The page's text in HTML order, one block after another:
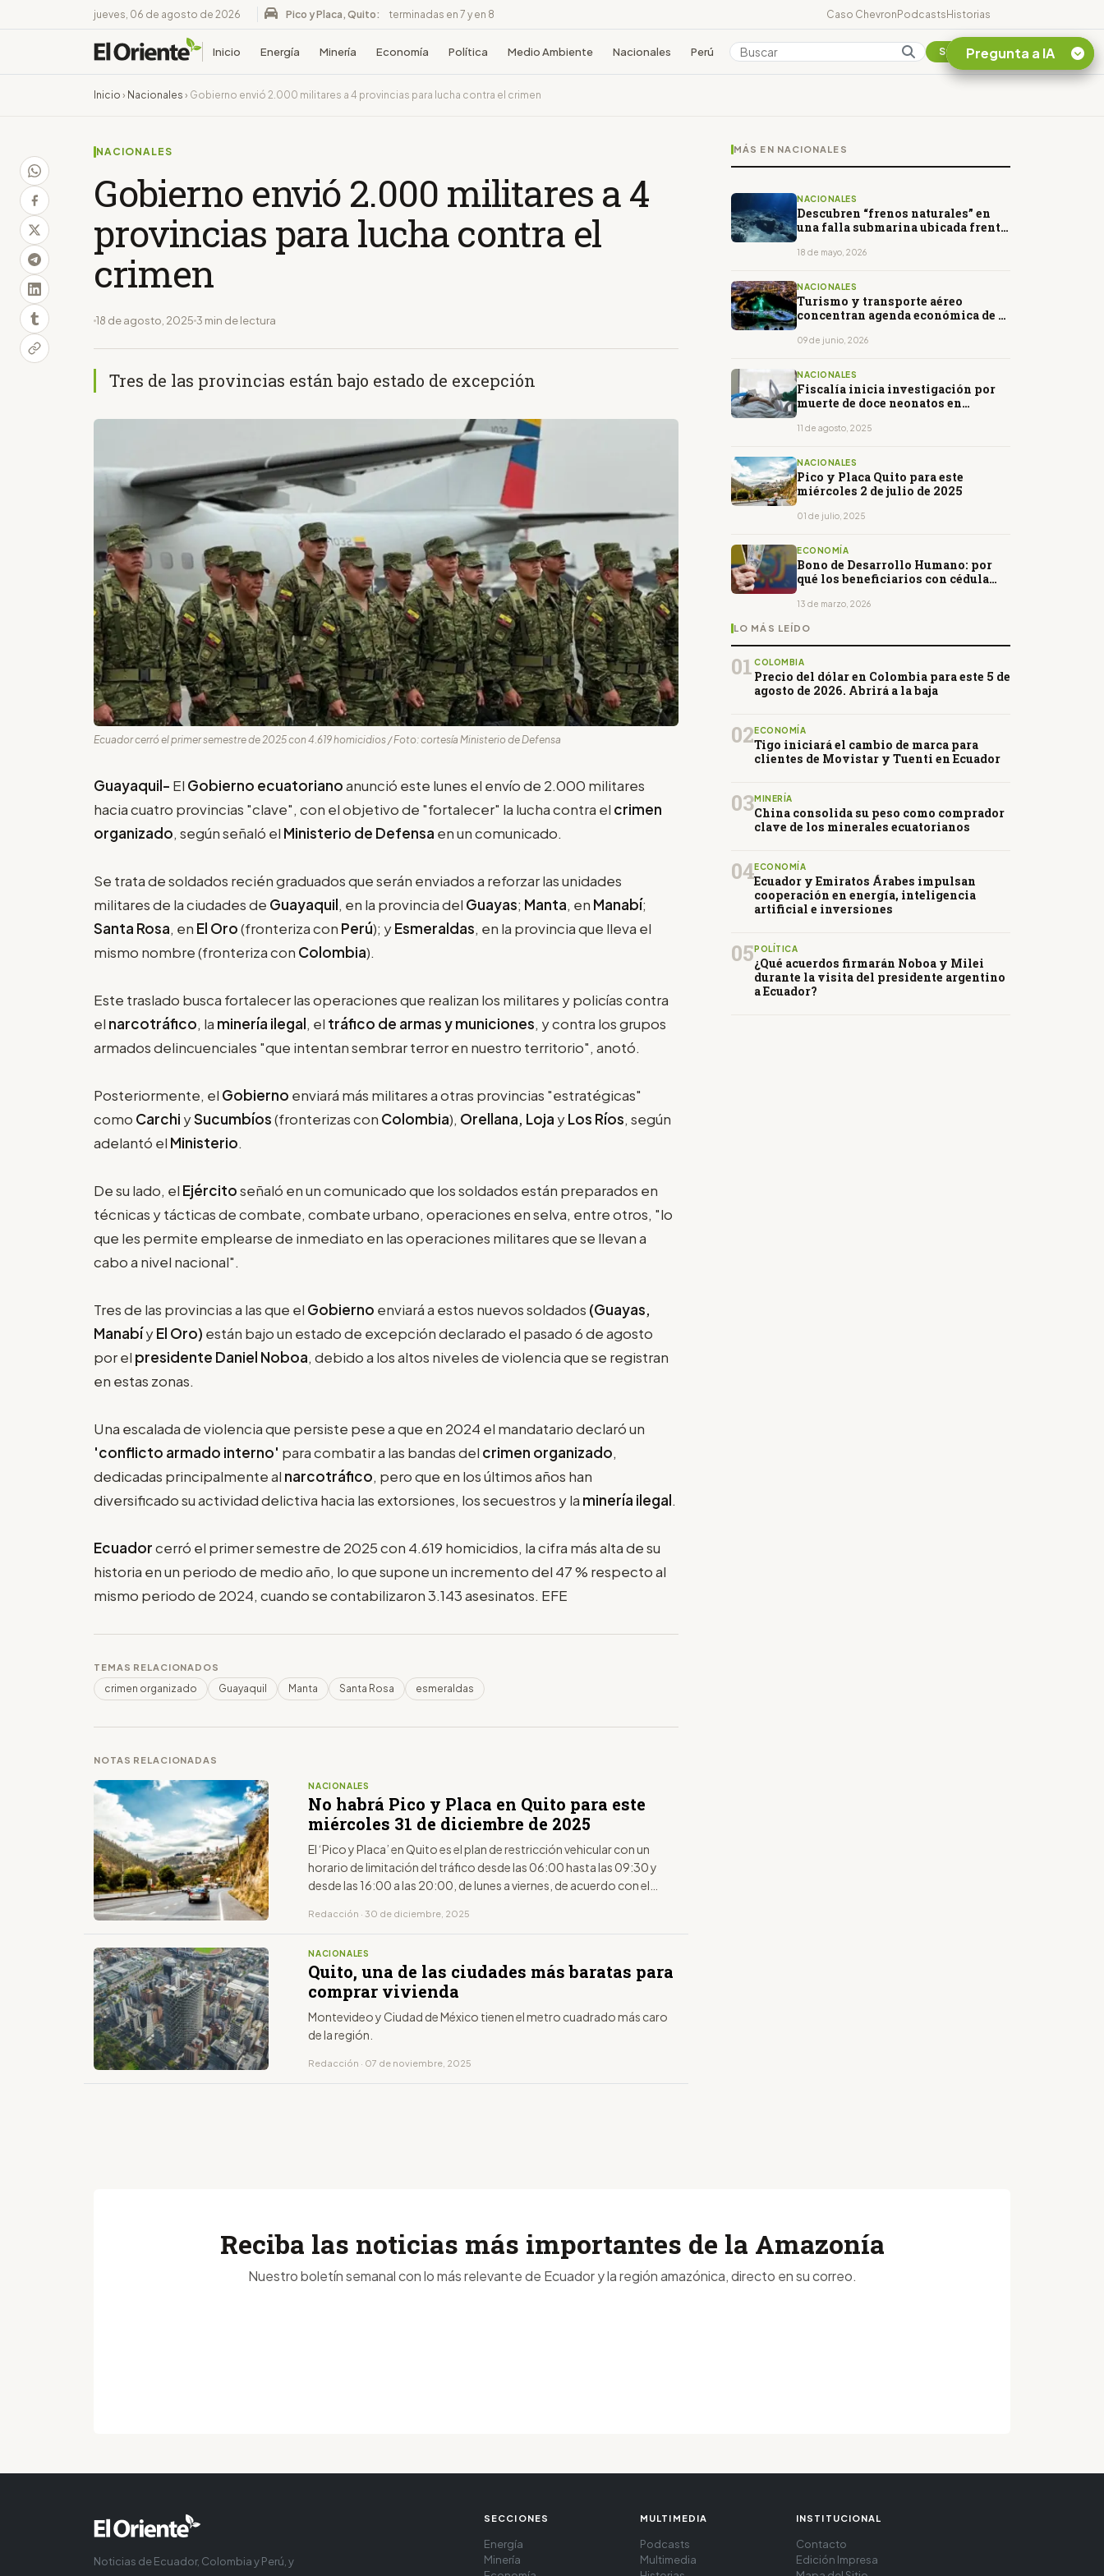
jueves, 06 de agosto de 2026 Pico y Placa, Quito: terminadas en 7 y en 8 Caso ChevronPodcastsHistorias
Inicio Energía Minería Economía Política Medio Ambiente Nacionales Perú Colombia Suscribirse
Inicio › Nacionales › Gobierno envió 2.000 militares a 4 provincias para lucha contra el crimen
NACIONALES
Gobierno envió 2.000 militares a 4
provincias para lucha contra el
crimen
18 de agosto, 2025 3 min de lectura
Tres de las provincias están bajo estado de excepción
Ecuador cerró el primer semestre de 2025 con 4.619 homicidios / Foto: cortesía Ministerio de Defensa
Guayaquil- El Gobierno ecuatorianoanunció este lunes el envío de 2.000 militares
hacia cuatro provincias "clave", con el objetivo de "fortalecer" la lucha contra el crimen
organizado, según señaló el Ministerio de Defensa en un comunicado.
Se trata de soldados recién graduados que serán enviados a reforzar las unidades
militares de la ciudades de Guayaquil, en la provincia del Guayas; Manta, en Manabí;
Santa Rosa, en El Oro(fronteriza con Perú); yEsmeraldas, en la provincia que lleva el
mismo nombre (fronteriza con Colombia).
Este traslado busca fortalecer las operaciones que realizan los militares y policías contra
el narcotráfico, la minería ilegal, el tráfico de armas y municiones, y contra los grupos
armados delincuenciales "que intentan sembrar terror en nuestro territorio", anotó.
Posteriormente, el Gobierno enviará más militares a otras provincias "estratégicas"
como Carchi ySucumbíos(fronterizas con Colombia), Orellana, Loja yLos Ríos, según
adelantó el Ministerio.
De su lado, el Ejércitoseñaló en un comunicado que los soldados están preparados en
técnicas y tácticas de combate, combate urbano, operaciones en selva, entre otros, "lo
que les permite emplearse de inmediato en las operaciones militares que se llevan a
cabo a nivel nacional".
Tres de las provincias a las que el Gobierno enviará a estos nuevos soldados (Guayas,
ManabíyEl Oro) están bajo un estado de excepción declarado el pasado 6 de agosto
por el presidente Daniel Noboa, debido a los altos niveles de violencia que se registran
en estas zonas.
Una escalada de violencia que persiste pese a que en 2024 el mandatario declaró un
'conflicto armado interno' para combatir a las bandas del crimen organizado,
dedicadas principalmente al narcotráfico, pero que en los últimos años han
diversificado su actividad delictiva hacia las extorsiones, los secuestros y la minería ilegal.
Ecuadorcerró el primer semestre de 2025 con 4.619 homicidios, la cifra más alta de su
historia en un periodo de medio año, lo que supone un incremento del 47 % respecto al
mismo periodo de 2024, cuando se contabilizaron 3.143 asesinatos. EFE
TEMAS RELACIONADOS
crimen organizado Guayaquil Manta Santa Rosa esmeraldas
NOTAS RELACIONADAS
NACIONALES
No habrá Pico y Placa en Quito para este
miércoles 31 de diciembre de 2025
El ‘Pico y Placa’ en Quito es el plan de restricción vehicular con un
horario de limitación del tráfico desde las 06:00 hasta las 09:30 y
desde las 16:00 a las 20:00, de lunes a viernes, de acuerdo con el
Redacción · 30 de diciembre, 2025
NACIONALES
Quito, una de las ciudades más baratas para
comprar vivienda
Montevideo y Ciudad de México tienen el metro cuadrado más caro
de la región.
Redacción · 07 de noviembre, 2025
MÁS EN NACIONALES
NACIONALES
Descubren “frenos naturales” en
una falla submarina ubicada frente
18 de mayo, 2026
NACIONALES
Turismo y transporte aéreo
concentran agenda económica de la
09 de junio, 2026
NACIONALES
Fiscalía inicia investigación por
muerte de doce neonatos en
11 de agosto, 2025
NACIONALES
Pico y Placa Quito para este
miércoles 2 de julio de 2025
01 de julio, 2025
ECONOMÍA
Bono de Desarrollo Humano: por
qué los beneficiarios con cédula
con dos fechas de cobro
13 de marzo, 2026
LO MÁS LEÍDO
01 COLOMBIA
Precio del dólar en Colombia para este 5 de
agosto de 2026. Abrirá a la baja
02 ECONOMÍA
Tigo iniciará el cambio de marca para
clientes de Movistar y Tuenti en Ecuador
03MINERÍA
China consolida su peso como comprador
clave de los minerales ecuatorianos
04ECONOMÍA
Ecuador y Emiratos Árabes impulsan
cooperación en energía, inteligencia
artificial e inversiones
05 POLÍTICA
¿Qué acuerdos firmarán Noboa y Milei
durante la visita del presidente argentino
a Ecuador?
Pregunta a IA
¿En que consiste la
Reciba las noticias más importantes de la Amazonía
Nuestro boletín semanal con lo más relevante de Ecuador y la región amazónica, directo en su correo.
Noticias de Ecuador, Colombia y Perú, y
SECCIONES
Energía
Minería
MULTIMEDIA
Podcasts
Multimedia
INSTITUCIONAL
Contacto
Edición Impresa